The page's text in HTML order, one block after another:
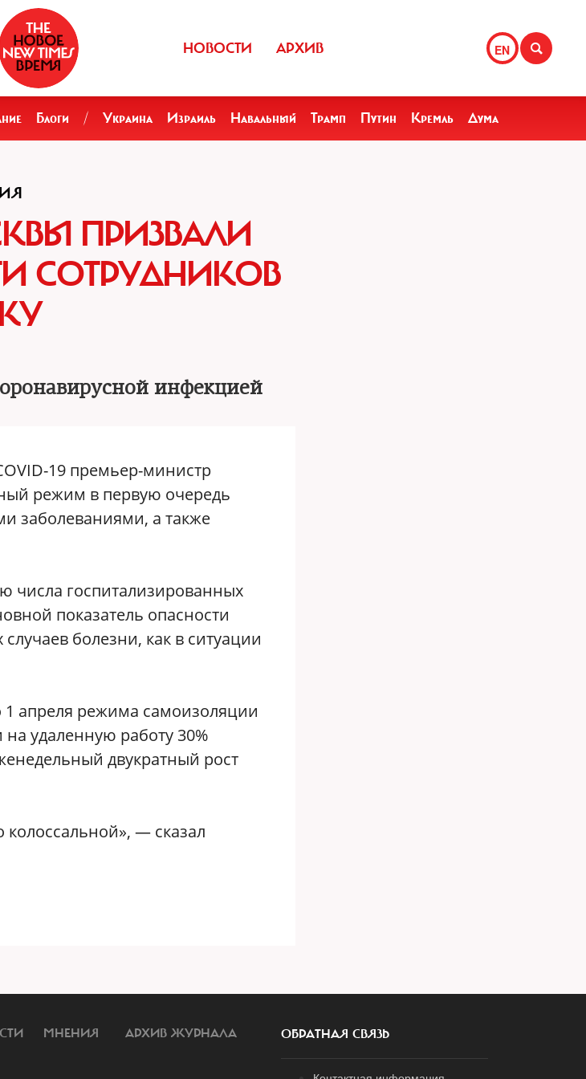
EN
НОВОСТИ АРХИВ
Блоги / Украина Израиль Навальный Трамп Путин Кремль Дума
ПРИЗВАЛИ
СОТРУДНИКОВ
инфекцией
19 премьер-министр
режим в первую очередь
заболеваниями, а также
числа госпитализированных
показатель опасности
болезни, как в ситуации
апреля режима самоизоляции
удаленную работу 30%
двукратный рост
колоссальной», ― сказал
МНЕНИЯ АРХИВ ЖУРНАЛА ОБРАТНАЯ СВЯЗЬ